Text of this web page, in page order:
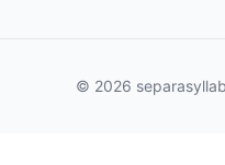
© 2026